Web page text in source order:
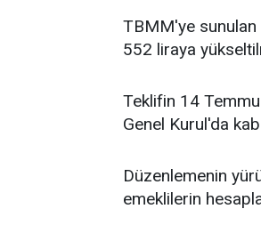
TBMM'ye sunulan
552 liraya
Teklifin 14
Genel Kurul'da
Düzenlemenin
emeklilerin